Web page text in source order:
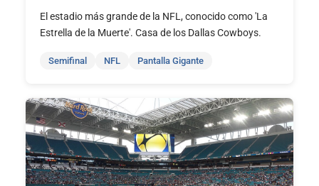
El estadio más grande de la NFL, conocido como 'La
Estrella de la Muerte'. Casa de los Dallas Cowboys.
Semifinal NFL Pantalla Gigante